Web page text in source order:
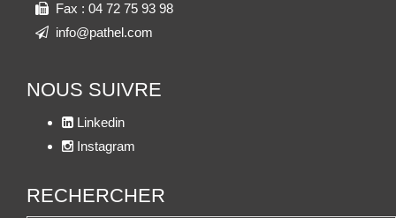
Fax : 04 72 75 93 98
info@pathel.com
NOUS SUIVRE
Linkedin
Instagram
RECHERCHER